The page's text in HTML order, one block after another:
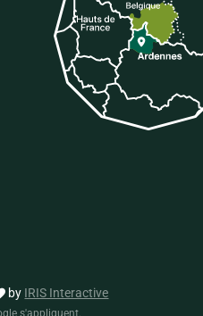
sur Tiktok
by IRIS Interactive
s'appliquent.